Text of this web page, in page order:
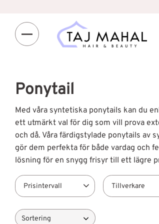
Ponytail
Med våra syntetiska ponytails kan du
ett utmärkt val för dig som vill prova
och då. Våra färdigstylade ponytails
gör dem perfekta för både vardag och
lösning för en snygg frisyr till ett lägre
Prisintervall Tillverkare
Välj sortering